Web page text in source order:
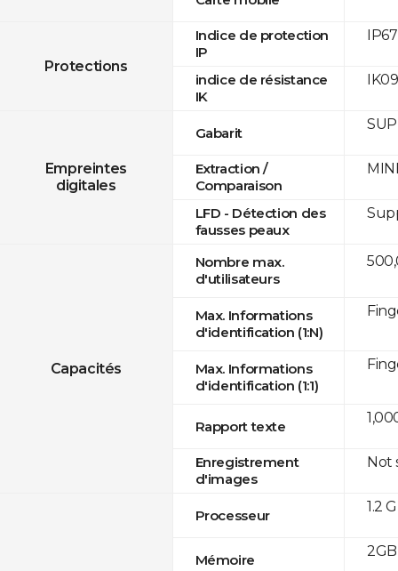
Protections
Indice de protection
IP
indice de résistance
IK
Empreintes
digitales
Gabarit
Extraction /
Comparaison
LFD - Détection des
fausses peaux
Capacités
Nombre max.
d'utilisateurs
Max. Informations
d'identification (1:N)
Max. Informations
d'identification (1:1)
Rapport texte
Enregistrement
d'images
Processeur
Mémoire
IP67
IK09
Not
1.2